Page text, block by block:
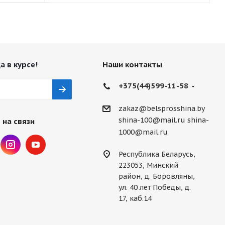
в курсе!
связи
Наши контакты
+375(44)599-11-58
zakaz@belsprosshina.by
shina-100@mail.ru shina-
1000@mail.ru
Республика Беларусь,
223053, Минский
район, д. Боровляны,
ул. 40 лет Победы, д.
17, каб.14